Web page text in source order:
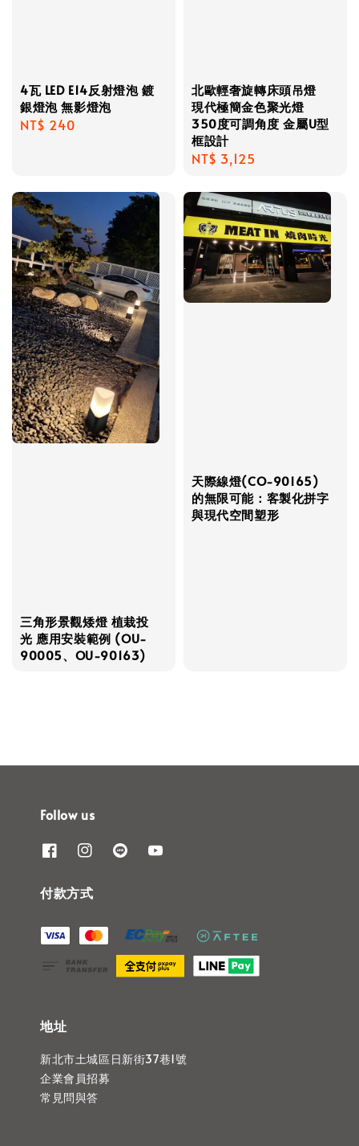
4瓦 LED E14反射燈泡 鍍
銀燈泡 無影燈泡
Regular
NT$ 240
北歐輕奢旋轉床頭吊燈
現代極簡金色聚光燈
350度可調角度 金屬U型
框設計
Regular
NT$ 3,125
三角形景觀矮燈 植栽投
光 應用安裝範例 (OU-
90005、OU-90163)
天際線燈(CO-90165)
的無限可能：客製化拼字
與現代空間塑形
Follow us
付款方式
地址
新北市土城區日新街37巷1號
企業會員招募
常見問與答